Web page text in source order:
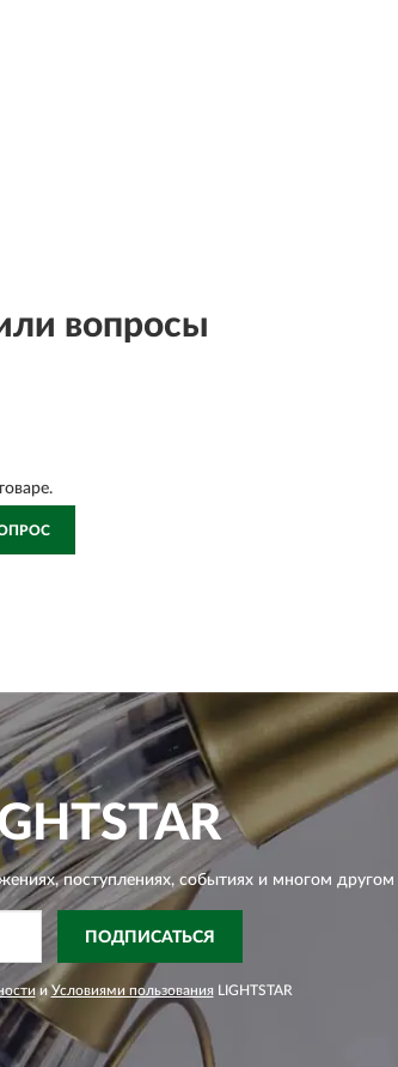
вопросы
поступлениях, событиях и многом другом
ПОДПИСАТЬСЯ
иУсловиями пользования LIGHTSTAR